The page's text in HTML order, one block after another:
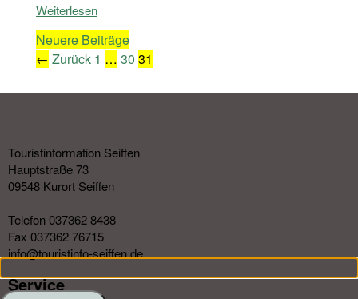
Weiterlesen
Neuere Beiträge
← Zurück Seite
1 … Seite
30 Seite
31
Touristinformation Seiffen
Hauptstraße 73
09548 Kurort Seiffen
Telefon 037362 8438
Fax 037362 76715
info@touristinfo-seiffen.de
Service​